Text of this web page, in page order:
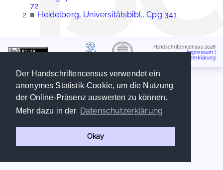
Der Handschriftencensus verwendet ein
anonymes Statistik-Cookie, um die Nutzung
der Online-Präsenz auswerten zu können.
Mehr dazu in der Datenschutzerklärung
Okay
72
■ Heidelberg, Universitätsbibl., Cpg 341
Handschriftencensus 2026
Impressum
Datenschutzerklärung